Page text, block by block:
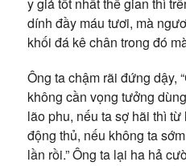
dính đầy máu tươi, mà
khối đá kê chân trong đó
Ông ta chậm rãi đứng dậy,
không cần vọng tưởng
lão phu, nếu ta sợ hãi thì
động thủ, nếu không ta
lần rồi.” Ông ta lại ha hả